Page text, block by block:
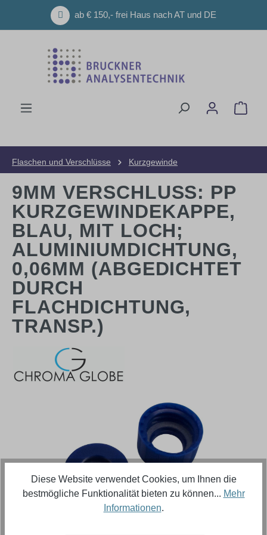
Zum Hauptinhalt springenab € 150,- frei Haus nach AT und DE
Flaschen und Verschlüsse Kurzgewinde
9MM VERSCHLUSS: PP
KURZGEWINDEKAPPE,
BLAU, MIT LOCH;
ALUMINIUMDICHTUNG,
0,06MM (ABGEDICHTET
DURCH
FLACHDICHTUNG,
TRANSP.)
Diese Website verwendet Cookies, um Ihnen die
bestmögliche Funktionalität bieten zu können... Mehr
Informationen.